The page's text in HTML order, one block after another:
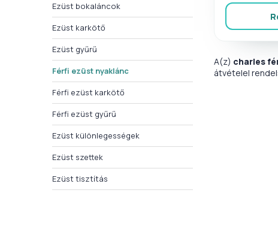
Ezüst bokaláncok
Ezüst karkötő
Ezüst gyűrű
Férfi ezüst nyaklánc
Férfi ezüst karkötő
Férfi ezüst gyűrű
Ezüst különlegességek
Ezüst szettek
Ezüst tisztítás
A(z) charles
átvételel